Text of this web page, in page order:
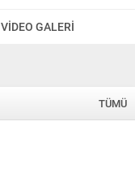
VIDEO GALERI
TÜMÜ